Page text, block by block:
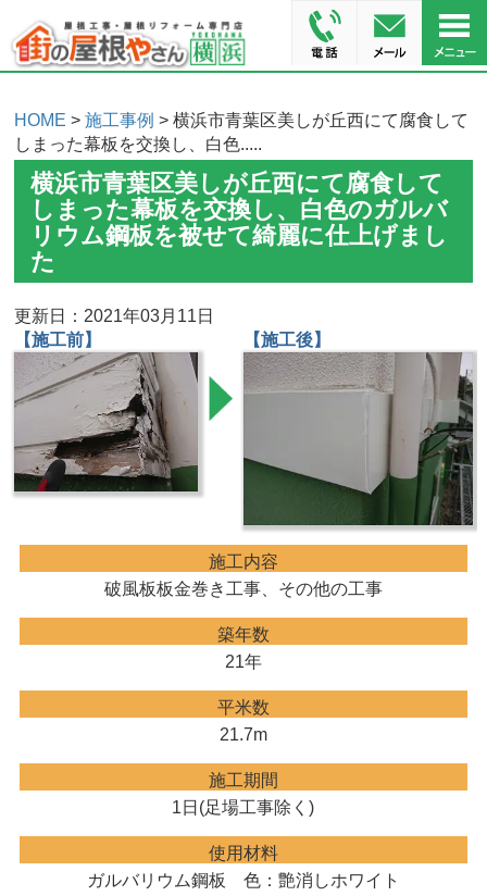
HOME >施工事例 > 横浜市青葉区美しが丘西にて腐食して
しまった幕板を交換し、白色.....
横浜市青葉区美しが丘西にて腐食して
しまった幕板を交換し、白色のガルバ
リウム鋼板を被せて綺麗に仕上げまし
た
更新日：2021年03月11日
【施工前】
【施工後】
施工内容
破風板板金巻き工事、その他の工事
築年数
21年
平米数
21.7m
施工期間
1日(足場工事除く)
使用材料
ガルバリウム鋼板 色：艶消しホワイト